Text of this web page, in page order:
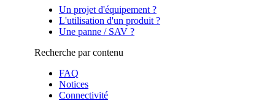
Un projet d'équipement ?
L'utilisation d'un produit ?
Une panne / SAV ?
Recherche par contenu
FAQ
Notices
Connectivité